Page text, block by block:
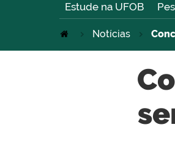
Estude na UFOB
Notícias